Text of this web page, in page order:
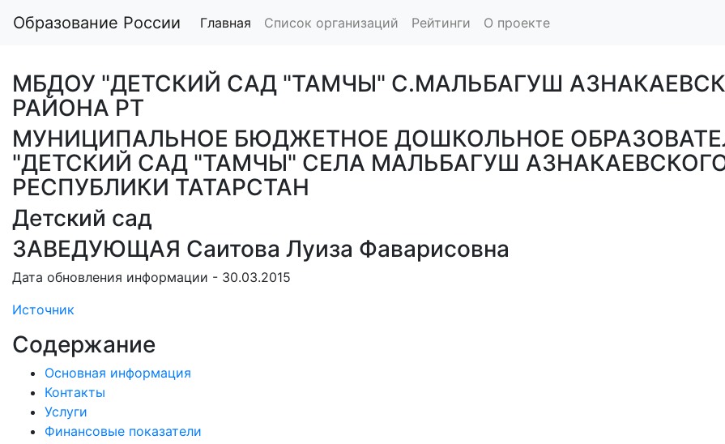
Образование России Главная Список организаций Рейтинги О проекте
МБДОУ "ДЕТСКИЙ САД "ТАМЧЫ" С.МАЛЬБАГУШ
РАЙОНА РТ
МУНИЦИПАЛЬНОЕ БЮДЖЕТНОЕ ДОШКОЛЬНОЕ
"ДЕТСКИЙ САД "ТАМЧЫ" СЕЛА МАЛЬБАГУШ
РЕСПУБЛИКИ ТАТАРСТАН
Детский сад
ЗАВЕДУЮЩАЯ Саитова Луиза Фаварисовна
Дата обновления информации - 30.03.2015
Источник
Содержание
Основная информация
Контакты
Услуги
Финансовые показатели